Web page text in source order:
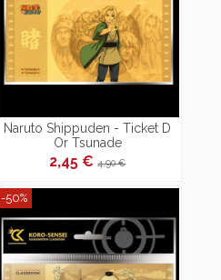
Naruto Shippuden - Ticket D
Or Tsunade
2,45 €4,90 €
-50%